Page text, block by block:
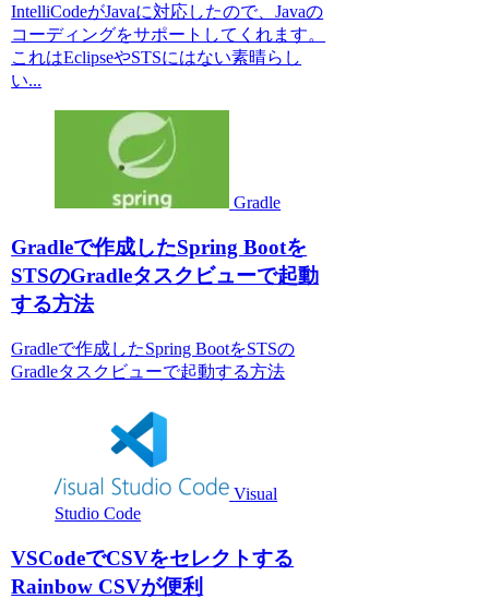
IntelliCodeがJavaに対応したので、Javaの
コーディングをサポートしてくれます。
これはEclipseやSTSにはない素晴らし
い...
Gradle
Gradleで作成したSpring Bootを
STSのGradleタスクビューで起動
する方法
Gradleで作成したSpring BootをSTSの
Gradleタスクビューで起動する方法
Visual
Studio Code
VSCodeでCSVをセレクトする
Rainbow CSVが便利